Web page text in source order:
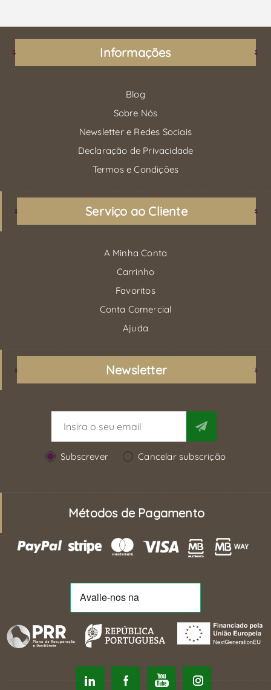
Informações
Blog
Sobre Nós
Newsletter e Redes Sociais
Declaração de Privacidade
Termos e Condições
Serviço ao Cliente
A Minha Conta
Carrinho
Favoritos
Conta Comercial
Ajuda
Newsletter
Subscrever Cancelar subscrição
Métodos de Pagamento